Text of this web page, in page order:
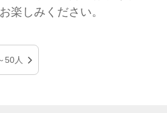
楽しみください。
50人